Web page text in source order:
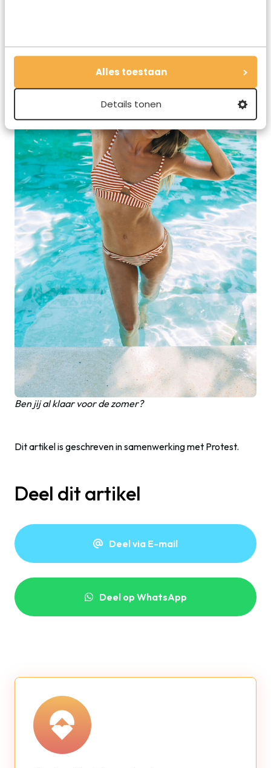
Alles toestaan
Details tonen
Ben jij al klaar voor de zomer?
Dit artikel is geschreven in samenwerking met Protest.
Deel dit artikel
Deel via E-mail
Deel op WhatsApp